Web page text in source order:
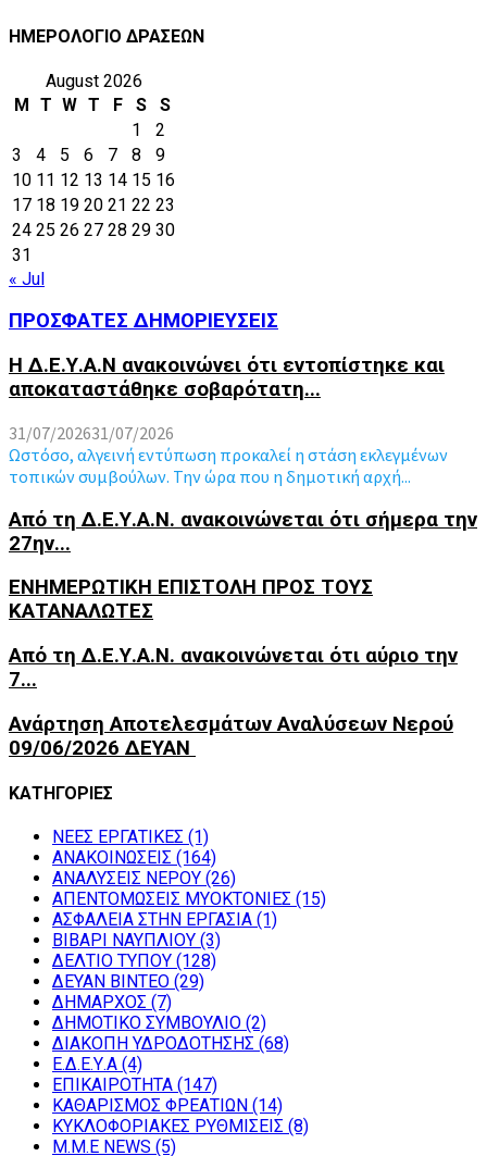
ΗΜΕΡΟΛΟΓΙΟ ΔΡΑΣΕΩΝ
August 2026
M T W T F S
S
1
2
3
4 5 6 7 8
9
10 11 12 13 14 15 16
17 18 19 20 21 22 23
24 25 26 27 28 29 30
31
« Jul
ΠΡΟΣΦΑΤΕΣ ΔΗΜΟΡΙΕΥΣΕΙΣ
Η Δ.Ε.Υ.Α.Ν ανακοινώνει ότι εντοπίστηκε και
αποκαταστάθηκε σοβαρότατη...
31/07/202631/07/2026
Ωστόσο, αλγεινή εντύπωση προκαλεί η στάση εκλεγμένων
τοπικών συμβούλων. Την ώρα που η δημοτική αρχή...
Από τη Δ.Ε.Υ.Α.Ν. ανακοινώνεται ότι σήμερα την
27ην...
ΕΝΗΜΕΡΩΤΙΚΗ ΕΠΙΣΤΟΛΗ ΠΡΟΣ ΤΟΥΣ
ΚΑΤΑΝΑΛΩΤΕΣ
Από τη Δ.Ε.Υ.Α.Ν. ανακοινώνεται ότι αύριο την
7...
Ανάρτηση Αποτελεσμάτων Αναλύσεων Νερού
09/06/2026 ΔΕΥΑΝ
ΚΑΤΗΓΟΡΙΕΣ
NEEΣ ΕΡΓΑΤΙΚΕΣ (1)
ΑΝΑΚΟΙΝΩΣΕΙΣ (164)
ΑΝΑΛΥΣΕΙΣ ΝΕΡΟΥ (26)
ΑΠΕΝΤΟΜΩΣΕΙΣ ΜΥΟΚΤΟΝΙΕΣ (15)
ΑΣΦΑΛΕΙΑ ΣΤΗΝ ΕΡΓΑΣΙΑ (1)
ΒΙΒΑΡΙ ΝΑΥΠΛΙΟΥ (3)
ΔΕΛΤΙΟ ΤΥΠΟΥ (128)
ΔΕΥΑΝ ΒΙΝΤΕΟ (29)
ΔΗΜΑΡΧΟΣ (7)
ΔΗΜΟΤΙΚΟ ΣΥΜΒΟΥΛΙΟ (2)
ΔΙΑΚΟΠΗ ΥΔΡΟΔΟΤΗΣΗΣ (68)
Ε.Δ.Ε.Υ.Α (4)
ΕΠΙΚΑΙΡΟΤΗΤΑ (147)
ΚΑΘΑΡΙΣΜΟΣ ΦΡΕΑΤΙΩΝ (14)
ΚΥΚΛΟΦΟΡΙΑΚΕΣ ΡΥΘΜΙΣΕΙΣ (8)
Μ.Μ.Ε NEWS (5)